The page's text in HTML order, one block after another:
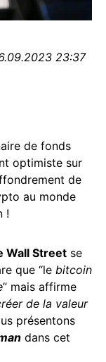
23:37
de fonds
optimiste sur
de
au monde
!
Wall Street se
que “le bitcoin
” mais affirme
de la valeur
présentons
dans cet